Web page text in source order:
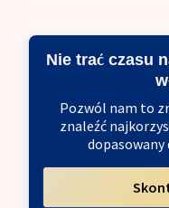
Nie trać czasu
Pozwól nam to
znaleźć